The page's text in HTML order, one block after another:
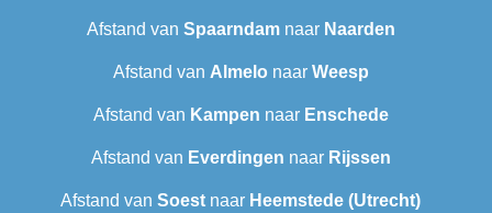
Afstand van Spaarndamnaar Naarden
Afstand van Almelo naar Weesp
Afstand van Kampen naar Enschede
Afstand van Everdingen naar Rijssen
Afstand van Soest naar Heemstede (Utrecht)